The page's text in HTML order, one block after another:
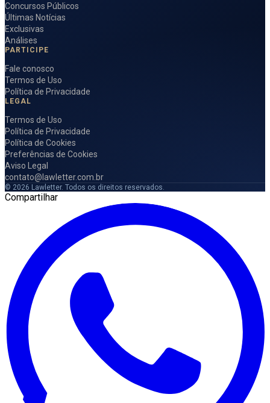
Concursos Públicos
Últimas Notícias
Exclusivas
Análises
PARTICIPE
Fale conosco
Termos de Uso
Política de Privacidade
LEGAL
Termos de Uso
Política de Privacidade
Política de Cookies
Preferências de Cookies
Aviso Legal
contato@lawletter.com.br
© 2026 Lawletter. Todos os direitos reservados.
Compartilhar